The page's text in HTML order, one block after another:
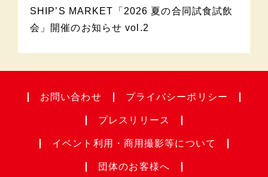
SHIP’S MARKET「2026 夏の合同試食試飲
会」開催のお知らせ vol.2
お問い合わせ プライバシーポリシー
プレスリリース
イベント利用・ 商用撮影等について
団体のお客様へ